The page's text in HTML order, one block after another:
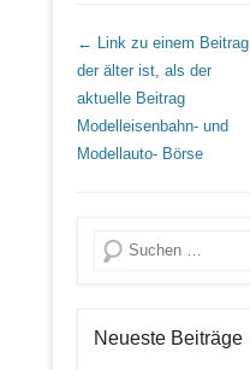
Beitrags Übersicht
← Link zu einem Beitrag,
der älter ist, als der
aktuelle Beitrag
Modelleisenbahn- und
Modellauto- Börse
Suche
Neueste Beiträge